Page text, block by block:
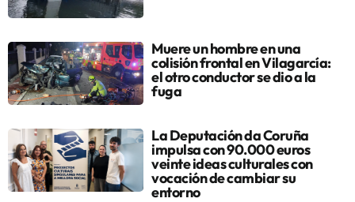
Muere un hombre en una
colisión frontal en Vilagarcía:
el otro conductor se dio a la
fuga
La Deputación da Coruña
impulsa con 90.000 euros
veinte ideas culturales con
vocación de cambiar su
entorno